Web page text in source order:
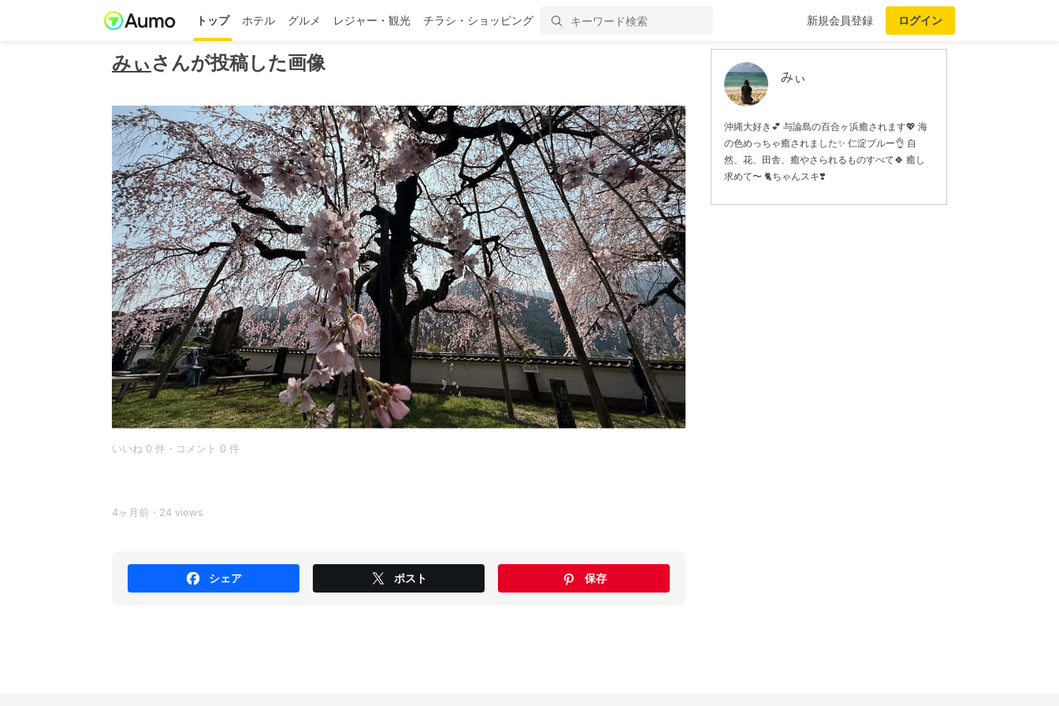
トップ ホテル グルメ レジャー・観光 チラシ・ショッピング 新規会員登録 ログイン
みぃさんが投稿した画像
いいね 0 件・コメント 0 件
4ヶ月前・24 views
シェア ポスト 保存
みぃ
沖縄大好き💕 与論島の百合ヶ浜癒されます💖 海
の色めっちゃ癒されました✨ 仁淀ブルー👌 自
然、花、田舎、癒やさられるものすべて🍀 癒し
求めて〜 🐈ちゃんスキ❣️